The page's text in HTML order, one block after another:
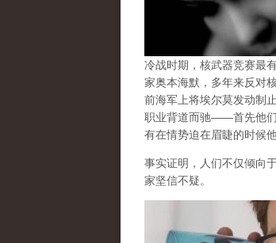
冷战时期，核武器竞赛最
家奥本海默，多年来反对
前海军上将埃尔莫发动制
职业背道而驰——首先他们
有在情势迫在眉睫的时候
事实证明，人们不仅倾向
家坚信不疑。